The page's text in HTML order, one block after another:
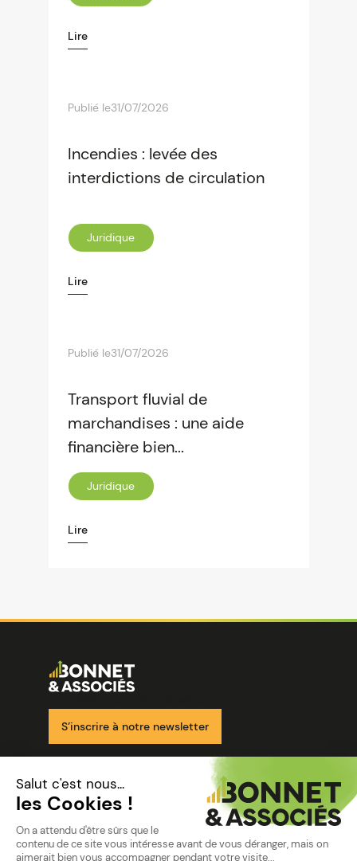
Lire
Publié le31/07/2026
Incendies : levée des
interdictions de circulation
Juridique
Lire
Publié le31/07/2026
Transport fluvial de
marchandises : une aide
financière bien...
Juridique
Lire
Image
S’inscrire à notre newsletter
Nos solutions
Nos cabinets
Mon espace client